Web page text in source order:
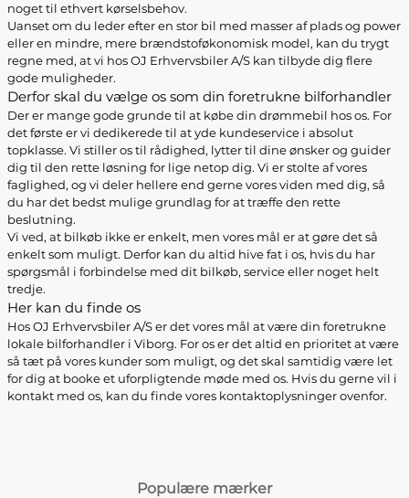
noget til ethvert kørselsbehov.
Uanset om du leder efter en stor bil med masser af plads og power
eller en mindre, mere brændstoføkonomisk model, kan du trygt
regne med, at vi hos OJ Erhvervsbiler A/S kan tilbyde dig flere
gode muligheder.
Derfor skal du vælge os som din foretrukne bilforhandler
Der er mange gode grunde til at købe din drømmebil hos os. For
det første er vi dedikerede til at yde kundeservice i absolut
topklasse. Vi stiller os til rådighed, lytter til dine ønsker og guider
dig til den rette løsning for lige netop dig. Vi er stolte af vores
faglighed, og vi deler hellere end gerne vores viden med dig, så
du har det bedst mulige grundlag for at træffe den rette
beslutning.
Vi ved, at bilkøb ikke er enkelt, men vores mål er at gøre det så
enkelt som muligt. Derfor kan du altid hive fat i os, hvis du har
spørgsmål i forbindelse med dit bilkøb, service eller noget helt
tredje.
Her kan du finde os
Hos OJ Erhvervsbiler A/S er det vores mål at være din foretrukne
lokale bilforhandler i Viborg. For os er det altid en prioritet at være
så tæt på vores kunder som muligt, og det skal samtidig være let
for dig at booke et uforpligtende møde med os. Hvis du gerne vil i
kontakt med os, kan du finde vores kontaktoplysninger ovenfor.
Populære mærker